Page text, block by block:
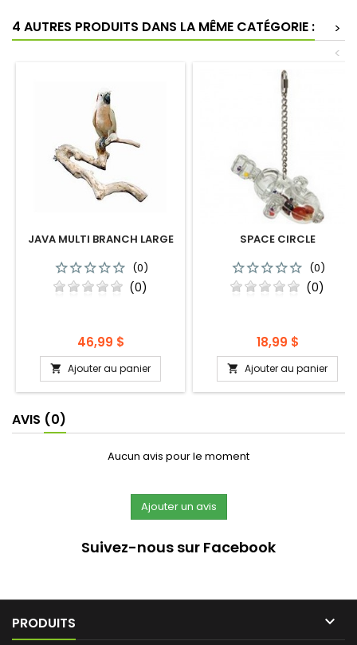
4 AUTRES PRODUITS DANS LA MÊME CATÉGORIE :
>
<
JAVA MULTI BRANCH LARGE
(0)
(0)
Prix
46,99 $
 Ajouter au panier
SPACE CIRCLE
(0)
(0)
Prix
18,99 $
 Ajouter au panier
AVIS (0)
Aucun avis pour le moment
Suivez-nous sur Facebook
PRODUITS 